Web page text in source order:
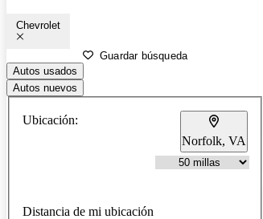
Chevrolet
Guardar búsqueda
Autos usados
Autos nuevos
Ubicación:
Norfolk, VA
Distancia de mi ubicación